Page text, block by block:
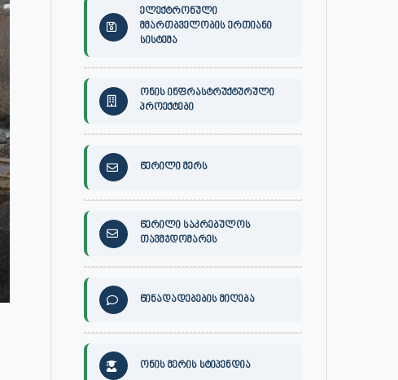
ელექტრონული
მმართბველობის ერთიანი
სისტემა
ონის ინფრასტრუქტურული
პროექტები
წერილი მერს
წერილი საკრებულოს
თავმჯდომარეს
წინადადებების მიღება
ონის მერის სტიპენდია